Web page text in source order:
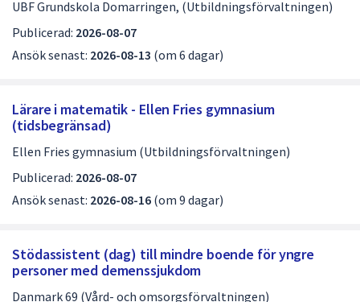
för
dem.
UBF Grundskola Domarringen, (Utbildningsförvaltningen)
Publicerad: 2026-08-07
Ansök senast: 2026-08-13 (om 6 dagar)
Lärare i matematik - Ellen Fries gymnasium
(tidsbegränsad)
Ellen Fries gymnasium (Utbildningsförvaltningen)
Publicerad: 2026-08-07
Ansök senast: 2026-08-16 (om 9 dagar)
Stödassistent (dag) till mindre boende för yngre
personer med demenssjukdom
Danmark 69 (Vård- och omsorgsförvaltningen)